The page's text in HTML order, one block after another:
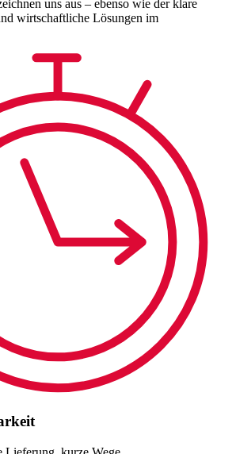
uns aus – ebenso wie der klare
wirtschaftliche Lösungen im